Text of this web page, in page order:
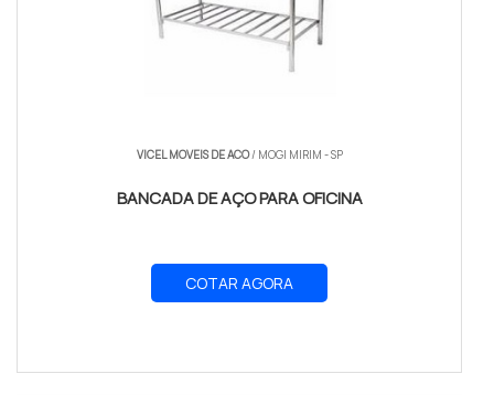
VICEL MOVEIS DE ACO/ MOGI MIRIM - SP
BANCADA DE AÇO PARA OFICINA
COTAR AGORA